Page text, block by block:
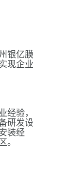
银亿膜
现企业
经验，
研发设
装经
。